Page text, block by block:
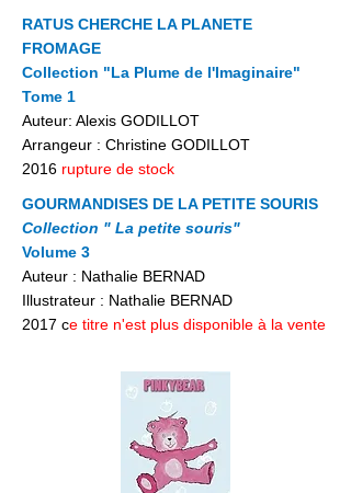
RATUS CHERCHE LA PLANETE
FROMAGE
Collection "La Plume de l'Imaginaire"
Tome 1
Auteur: Alexis GODILLOT
Arrangeur : Christine GODILLOT
2016 rupture de stock
GOURMANDISES DE LA PETITE SOURIS
Collection " La petite souris"
Volume 3
Auteur : Nathalie BERNAD
Illustrateur : Nathalie BERNAD
2017 ce titre n'est plus disponible à la vente